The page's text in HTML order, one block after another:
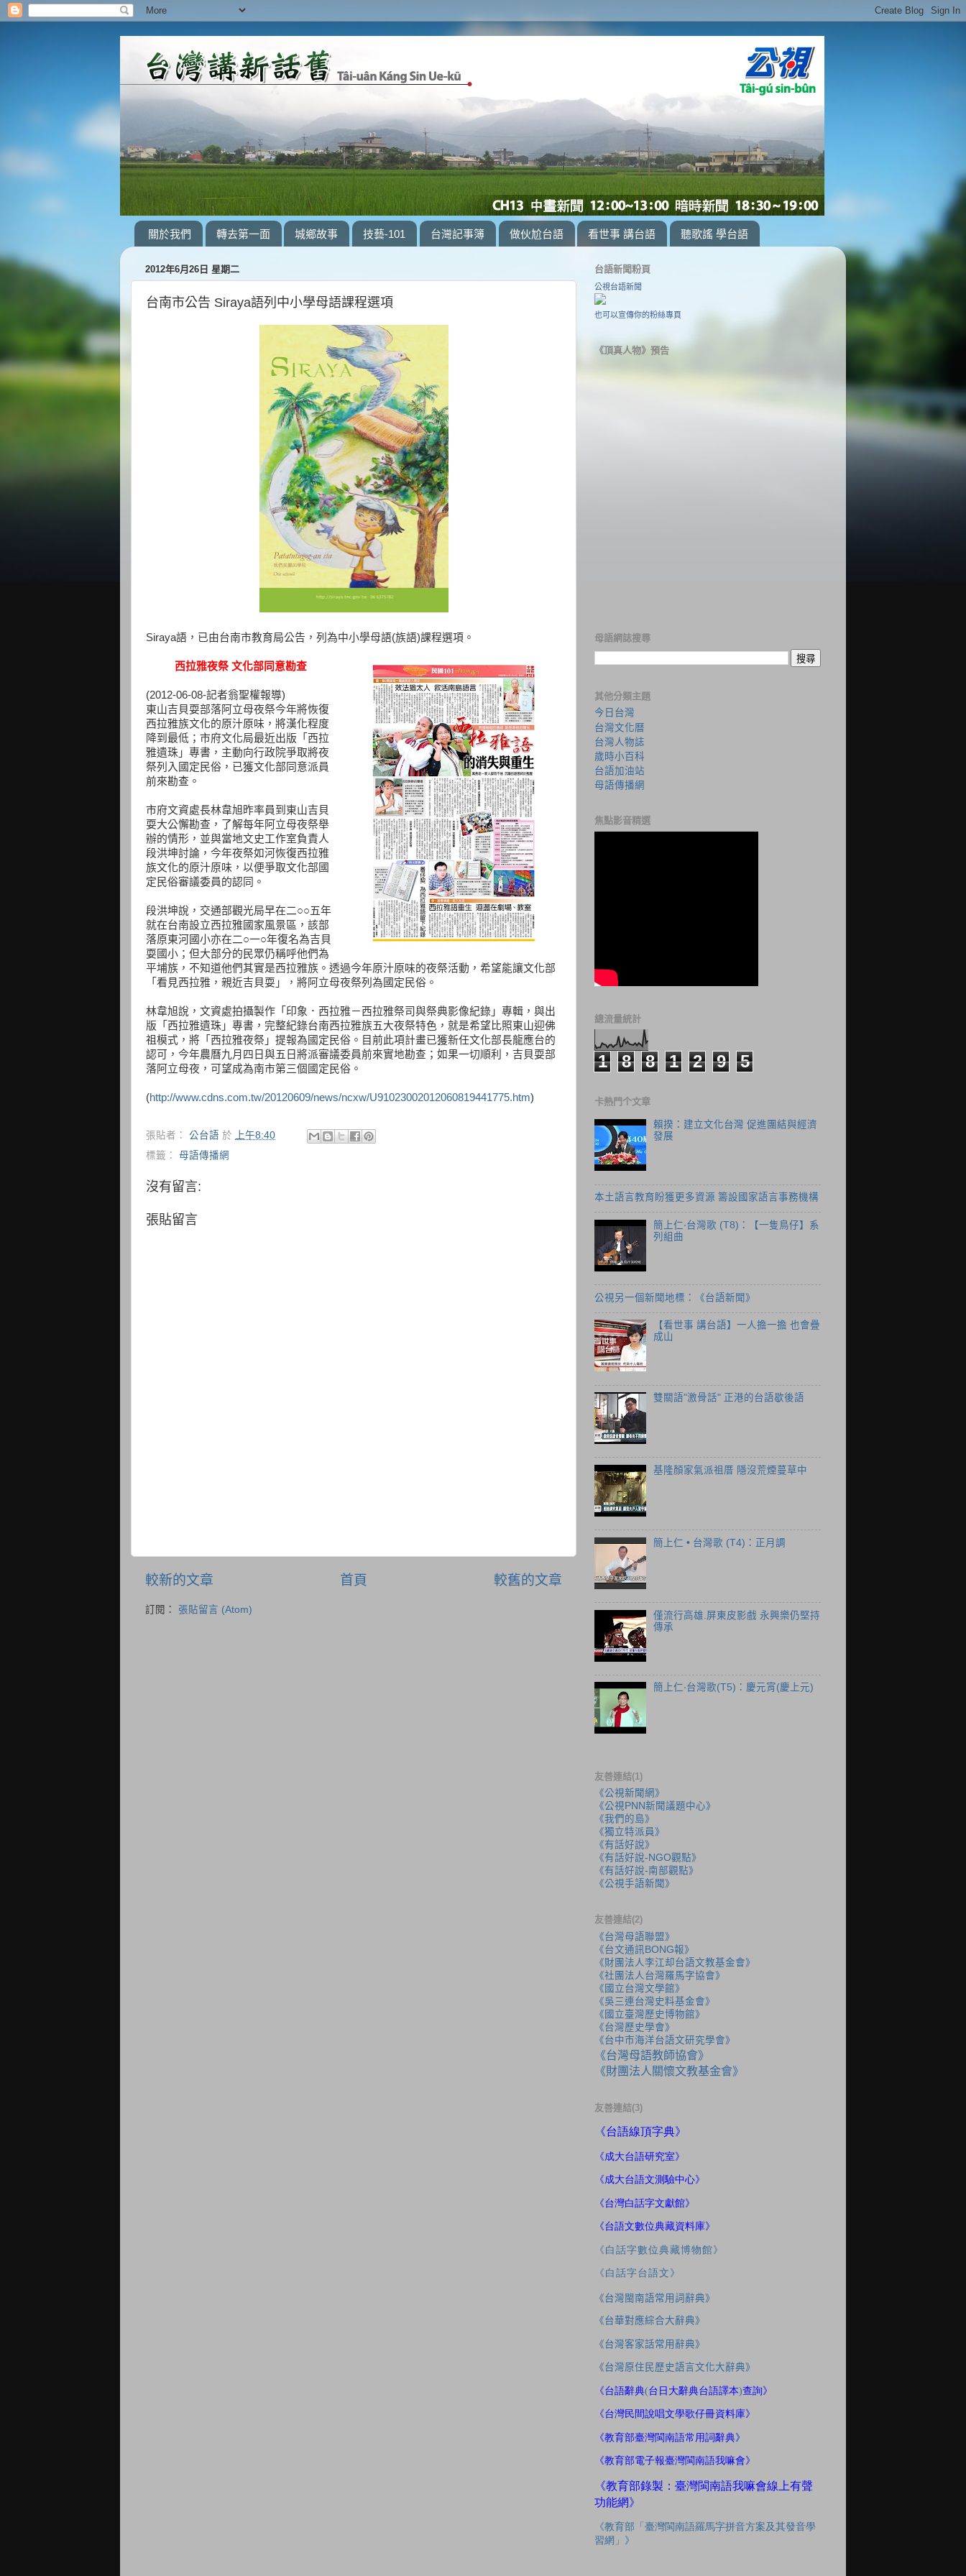
關於我們 轉去第一面 城鄉故事 技藝-101 台灣記事簿 做伙尬台語 看世事 講台語 聽歌謠 學台語
2012年6月26日 星期二
台南市公告 Siraya語列中小學母語課程選項
Siraya語，已由台南市教育局公告，列為中小學母語(族語)課程選項。
西拉雅夜祭 文化部同意勘查
(2012-06-08-記者翁聖權報導)
東山吉貝耍部落阿立母夜祭今年將恢復
西拉雅族文化的原汁原味，將漢化程度
降到最低；市府文化局最近出版「西拉
雅遺珠」專書，主動向行政院爭取將夜
祭列入國定民俗，已獲文化部同意派員
前來勘查。
市府文資處長林韋旭昨率員到東山吉貝
耍大公懈勘查，了解每年阿立母夜祭舉
辦的情形，並與當地文史工作室負責人
段洪坤討論，今年夜祭如河恢復西拉雅
族文化的原汁原味，以便爭取文化部國
定民俗審議委員的認同。
段洪坤說，交通部觀光局早在二○○五年
就在台南設立西拉雅國家風景區，該部
落原東河國小亦在二○一○年復名為吉貝
耍國小；但大部分的民眾仍稱呼他們為
平埔族，不知道他們其實是西拉雅族。透過今年原汁原味的夜祭活動，希望能讓文化部
「看見西拉雅，親近吉貝耍」，將阿立母夜祭列為國定民俗。
林韋旭說，文資處拍攝製作「印象．西拉雅－西拉雅祭司與祭典影像紀錄」專輯，與出
版「西拉雅遺珠」專書，完整紀錄台南西拉雅族五大夜祭特色，就是希望比照東山迎佛
祖模式，將「西拉雅夜祭」提報為國定民俗。目前此項計畫已獲新任文化部長龍應台的
認可，今年農曆九月四日與五日將派審議委員前來實地勘查；如果一切順利，吉貝耍部
落阿立母夜，可望成為南市第三個國定民俗。
(http://www.cdns.com.tw/20120609/news/ncxw/U91023002012060819441775.htm)
張貼者： 公台語 於
上午8:40
標籤： 母語傳播網
沒有留言:
張貼留言
較新的文章 較舊的文章
首頁
訂閱： 張貼留言 (Atom)
台語新聞粉頁
公視台語新聞
也可以宣傳你的粉絲專頁
《頂真人物》預告
母語網誌搜尋
其他分類主題
今日台灣
台灣文化曆
台灣人物誌
歲時小百科
台語加油站
母語傳播網
焦點影音精選
總流量統計
1 8 8 1 2 9 5
卡熱門个文章
賴揆：建立文化台灣 促進團結與經濟
發展
本土語言教育盼獲更多資源 籌設國家語言事務機構
簡上仁‧台灣歌 (T8)：【一隻鳥仔】系
列組曲
公視另一個新聞地標：《台語新聞》
【看世事 講台語】一人擔一擔 也會疊
成山
雙關語"激骨話" 正港的台語歇後語
基隆顏家氣派祖厝 隱沒荒煙蔓草中
簡上仁 • 台灣歌 (T4)：正月調
僅流行高雄.屏東皮影戲 永興樂仍堅持
傳承
簡上仁‧台灣歌(T5)：慶元宵(慶上元)
友善連結(1)
《公視新聞網》
《公視PNN新聞議題中心》
《我們的島》
《獨立特派員》
《有話好說》
《有話好說-NGO觀點》
《有話好說-南部觀點》
《公視手語新聞》
友善連結(2)
《台灣母語聯盟》
《台文通訊BONG報》
《財團法人李江却台語文教基金會》
《社團法人台灣羅馬字協會》
《國立台灣文學館》
《吳三連台灣史料基金會》
《國立臺灣歷史博物館》
《台灣歷史學會》
《台中市海洋台語文研究學會》
《台灣母語教師協會》
《財團法人關懷文教基金會》
友善連結(3)
《台語線頂字典》
《成大台語研究室》
《成大台語文測驗中心》
《台灣白話字文獻館》
《台語文數位典藏資料庫》
《白話字數位典藏博物館》
《白話字台語文》
《台灣閩南語常用詞辭典》
《台華對應綜合大辭典》
《台灣客家話常用辭典》
《台灣原住民歷史語言文化大辭典》
《台語辭典(台日大辭典台語譯本)查詢》
《台灣民間說唱文學歌仔冊資料庫》
《教育部臺灣閩南語常用詞辭典》
《教育部電子報臺灣閩南語我嘛會》
《教育部錄製：臺灣閩南語我嘛會線上有聲
功能網》
《教育部「臺灣閩南語羅馬字拼音方案及其發音學
習網」》